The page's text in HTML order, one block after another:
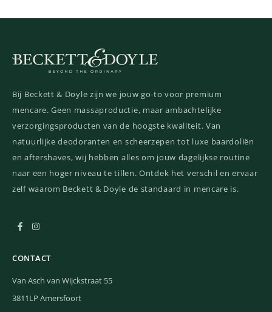
Bij Beckett & Doyle zijn we jouw go-to voor premium
mencare. Geen massaproductie, maar ambachtelijke
verzorgingsproducten van de hoogste kwaliteit. Van
natuurlijke deodoranten en scheerzepen tot luxe baardoliën
en aftershaves, wij hebben alles om jouw dagelijkse routine
naar een hoger niveau te tillen. Ontdek het verschil en ervaar
zelf waarom Beckett & Doyle de standaard in mencare is.
CONTACT
Van Asch van Wijckstraat 55
3811LP Amersfoort